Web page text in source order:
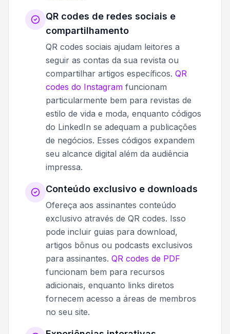
QR codes de redes sociais e
compartilhamento
QR codes sociais ajudam leitores a
seguir as contas da sua revista ou
compartilhar artigos específicos. QR
codes do Instagram funcionam
particularmente bem para revistas de
estilo de vida e moda, enquanto códigos
do LinkedIn se adequam a publicações
de negócios. Esses códigos expandem
seu alcance digital além da audiência
impressa.
Conteúdo exclusivo e downloads
Ofereça aos assinantes conteúdo
exclusivo através de QR codes. Isso
pode incluir guias para download,
artigos bônus ou podcasts exclusivos
para assinantes. QR codes de PDF
funcionam bem para recursos
adicionais, enquanto links diretos
fornecem acesso a áreas de membros
no seu site.